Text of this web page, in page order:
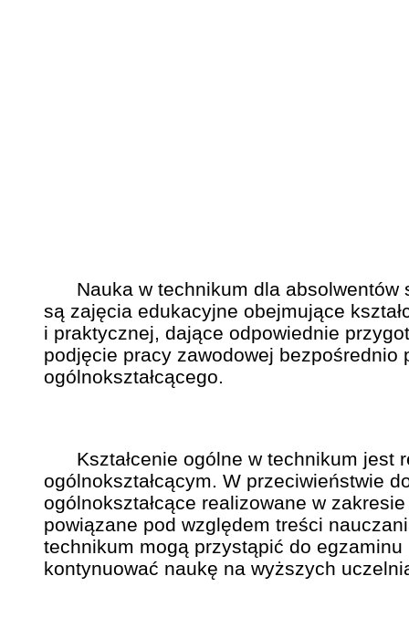
Nauka w technikum dla absolwentów
są zajęcia edukacyjne obejmujące
i praktycznej, dające odpowiednie
podjęcie pracy zawodowej bezpośrednio
ogólnokształcącego.
Kształcenie ogólne w technikum jest
ogólnokształcącym. W przeciwieństwie
ogólnokształcące realizowane w
powiązane pod względem treści
technikum mogą przystąpić do
kontynuować naukę na wyższych